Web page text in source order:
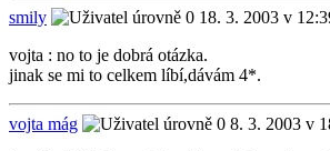
smily
18. 3. 2003 v
vojta : no to je dobrá otázka.
jinak se mi to celkem líbí,dávám 4*.
vojta mág
8. 3. 2003 v